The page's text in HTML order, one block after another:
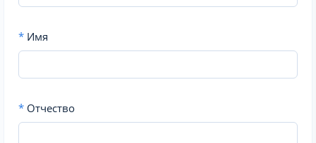
* Имя
* Отчество